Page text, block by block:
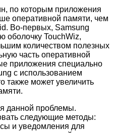
по которым приложения
оперативной памяти, чем
Во-первых, Samsung
оболочку TouchWiz,
количеством полезных
часть оперативной
приложения специально
с использованием
также может увеличить
данной проблемы.
следующие методы:
и уведомления для